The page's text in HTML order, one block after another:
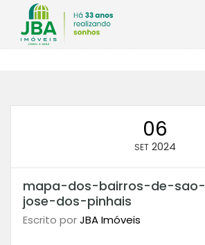
06
SET 2024
mapa-dos-bairros-de-sao-
jose-dos-pinhais
Escrito porJBA Imóveis